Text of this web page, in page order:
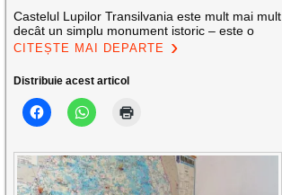
Castelul Lupilor Transilvania este mult mai mult
decât un simplu monument istoric – este o
CITEȘTE MAI DEPARTE
Distribuie acest articol